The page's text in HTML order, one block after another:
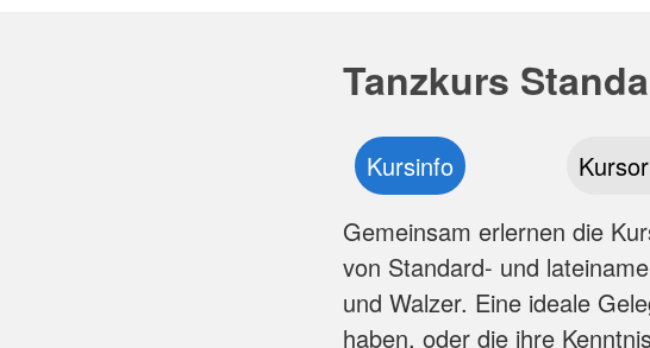
Tanzkurs
Kursinfo
Gemeinsam erlernen die
von Standard- und
und Walzer. Eine ideale
haben, oder die ihre